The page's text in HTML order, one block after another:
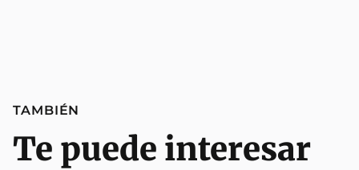
TAMBIÉN
Te puede interesar